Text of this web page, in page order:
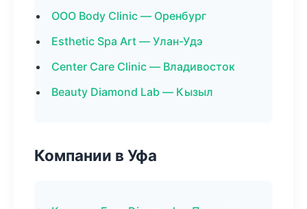
ООО Body Clinic — Оренбург
Esthetic Spa Art — Улан-Удэ
Center Care Clinic — Владивосток
Beauty Diamond Lab — Кызыл
Компании в Уфа